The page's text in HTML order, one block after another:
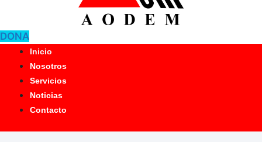
DONA
Inicio
Nosotros
Servicios
Noticias
Contacto